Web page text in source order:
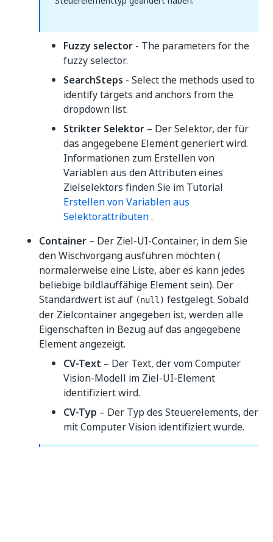
Fuzzy selector - The parameters for the
fuzzy selector.
SearchSteps - Select the methods used to
identify targets and anchors from the
dropdown list.
Strikter Selektor – Der Selektor, der für
das angegebene Element generiert wird.
Informationen zum Erstellen von
Variablen aus den Attributen eines
Zielselektors finden Sie im Tutorial
Erstellen von Variablen aus
Selektorattributen.
Container – Der Ziel-UI-Container, in dem Sie
den Wischvorgang ausführen möchten (
normalerweise eine Liste, aber es kann jedes
beliebige bildlauffähige Element sein). Der
Standardwert ist auf (null) festgelegt. Sobald
der Zielcontainer angegeben ist, werden alle
Eigenschaften in Bezug auf das angegebene
Element angezeigt.
CV-Text – Der Text, der vom Computer
Vision-Modell im Ziel-UI-Element
identifiziert wird.
CV-Typ – Der Typ des Steuerelements, der
mit Computer Vision identifiziert wurde.